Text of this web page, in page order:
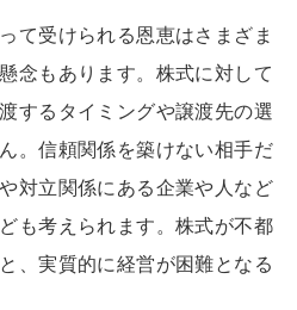
て受けられる恩恵はさまざま
念もあります。株式に対して
するタイミングや譲渡先の選
。信頼関係を築けない相手だ
対立関係にある企業や人など
も考えられます。株式が不都
、実質的に経営が困難となる